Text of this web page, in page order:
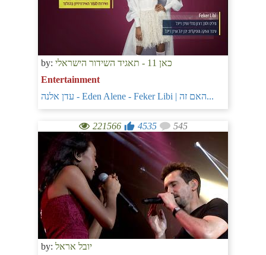
by:
כאן 11 - תאגיד השידור הישראלי
Entertainment
עדן אלנה - Eden Alene - Feker Libi | האם זה...
221566 4535 545
by: יובל אראל